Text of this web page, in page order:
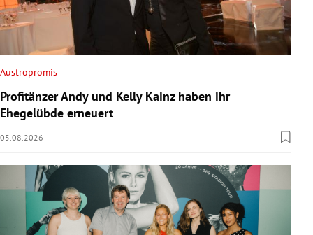
Austropromis
Profitänzer Andy und Kelly Kainz haben ihr
Ehegelübde erneuert
05.08.2026